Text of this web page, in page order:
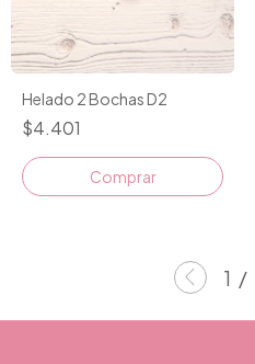
Helado 2 Bochas D2
$4.401
Comprar
1 /